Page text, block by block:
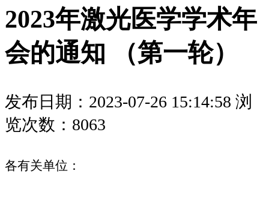
2023年激光医学学术年
会的通知 （第一轮）
发布日期：2023-07-26 15:14:58 浏
览次数：8063
各有关单位 ：